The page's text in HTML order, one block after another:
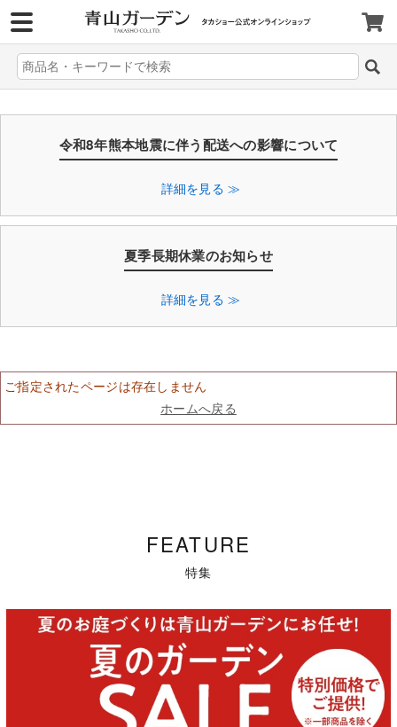
令和8年熊本地震に伴う配送への影響について
詳細を見る ≫
夏季長期休業のお知らせ
詳細を見る ≫
ご指定されたページは存在しません
ホームへ戻る
FEATURE
特集